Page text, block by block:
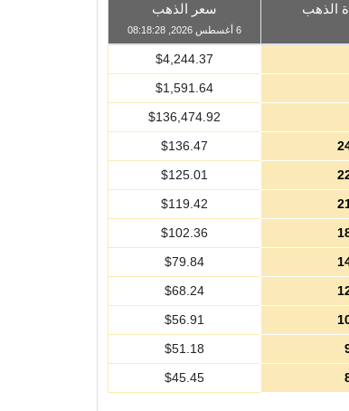
الذهب سعر الذهب
6 أغسطس 2026, 08:18:28
$4,244.37
$1,591.64
$136,474.92
$136.47
$125.01
$119.42
$102.36
$79.84
$68.24
$56.91
$51.18
$45.45